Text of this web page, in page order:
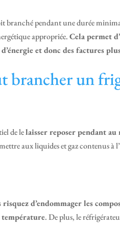
branché pendant une durée
appropriée.Cela permet
et donc des factures
brancher un
de lelaisser reposer pendant au
aux liquides et gaz contenus
risquez d’endommager les
température. De plus, le